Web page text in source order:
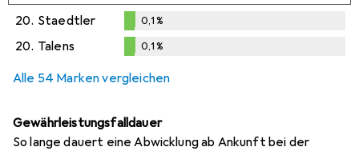
0,1%
20. Staedtler
%
0,1%
20. Talens 0,1%
Alle 54 Marken vergleichen
Gewährleistungsfalldauer
So lange dauert eine Abwicklung ab Ankunft bei der